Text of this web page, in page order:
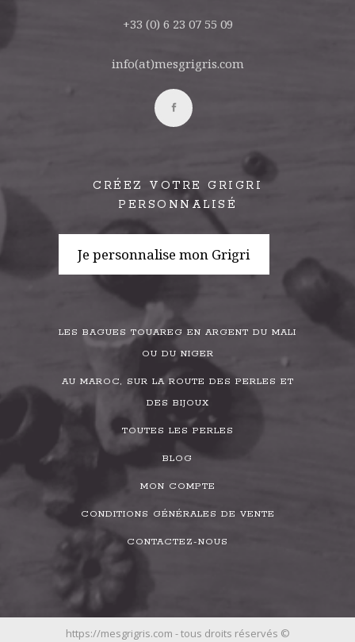
+33 (0) 6 23 07 55 09
info(at)mesgrigris.com
CRÉEZ VOTRE GRIGRI
PERSONNALISÉ
Je personnalise mon Grigri
LES BAGUES TOUAREG EN ARGENT DU MALI
OU DU NIGER
AU MAROC, SUR LA ROUTE DES PERLES ET
DES BIJOUX
TOUTES LES PERLES
BLOG
MON COMPTE
CONDITIONS GÉNÉRALES DE VENTE
CONTACTEZ-NOUS
https://mesgrigris.com - tous droits réservés ©